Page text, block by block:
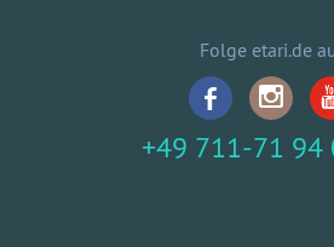
Folge etari.de
+49 711-71 94